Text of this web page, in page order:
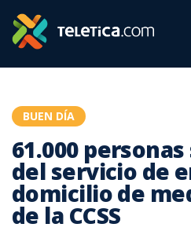
BUEN DÍA
61.000
del servicio de
domicilio de
de la CCSS